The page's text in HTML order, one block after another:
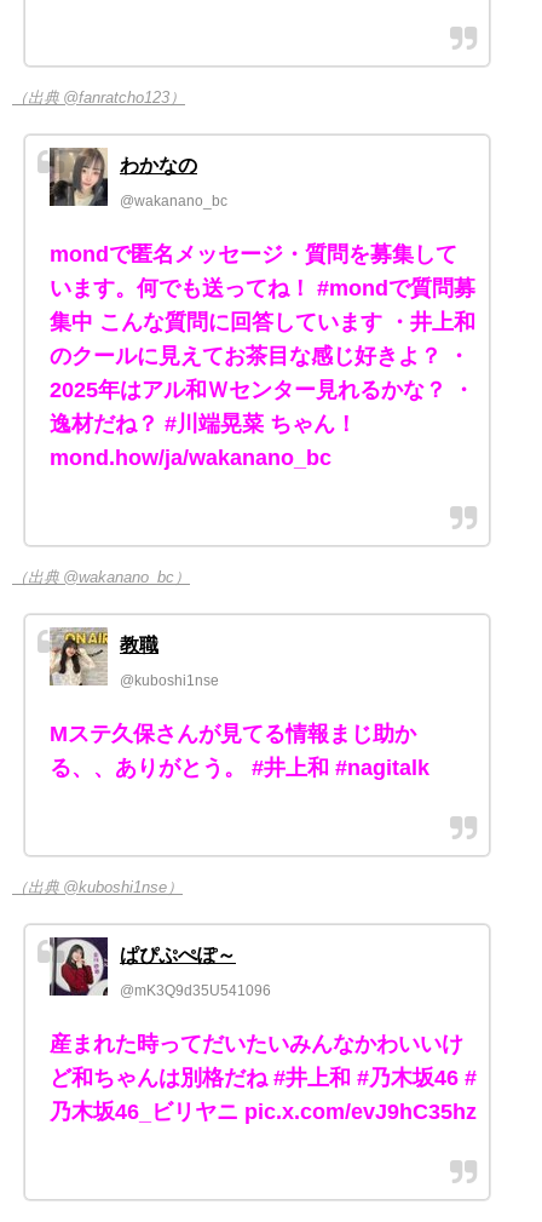
（出典 @fanratcho123）
わかなの
@wakanano_bc
mondで匿名メッセージ・質問を募集して
います。何でも送ってね！ #mondで質問募
集中 こんな質問に回答しています ・井上和
のクールに見えてお茶目な感じ好きよ？ ・
2025年はアル和Ｗセンター見れるかな？ ・
逸材だね？ #川端晃菜 ちゃん！
mond.how/ja/wakanano_bc
（出典 @wakanano_bc）
教職
@kuboshi1nse
Mステ久保さんが見てる情報まじ助か
る、、ありがとう。 #井上和 #nagitalk
（出典 @kuboshi1nse）
ぱぴぷぺぽ～
@mK3Q9d35U541096
産まれた時ってだいたいみんなかわいいけ
ど和ちゃんは別格だね #井上和 #乃木坂46 #
乃木坂46_ビリヤニ pic.x.com/evJ9hC35hz